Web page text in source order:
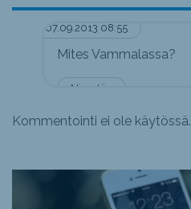
07.09.2013 08:55
Nimetön
Mites Vammalassa?
Kommentointi ei ole käytössä.